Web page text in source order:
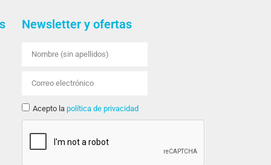
Newsletter y ofertas
Acepto la política de privacidad